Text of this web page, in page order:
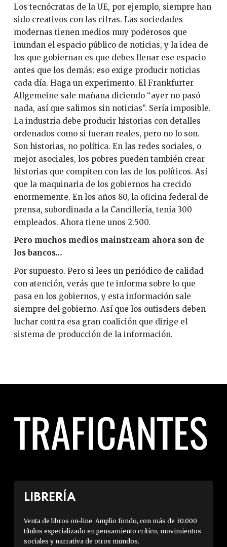
Los tecnócratas de la UE, por ejemplo, siempre han
sido creativos con las cifras. Las sociedades
modernas tienen medios muy poderosos que
inundan el espacio público de noticias, y la idea de
los que gobiernan es que debes llenar ese espacio
antes que los demás; eso exige producir noticias
cada día. Haga un experimento. El Frankfurter
Allgemeine sale mañana diciendo “ayer no pasó
nada, así que salimos sin noticias”. Sería imposible.
La industria debe producir historias con detalles
ordenados como si fueran reales, pero no lo son.
Son historias, no política. En las redes sociales, o
mejor asociales, los pobres pueden también crear
historias que compiten con las de los políticos. Así
que la maquinaria de los gobiernos ha crecido
enormemente. En los años 80, la oficina federal de
prensa, subordinada a la Cancillería, tenía 300
empleados. Ahora tiene unos 2.500.
Pero muchos medios mainstream ahora son de
los bancos…
Por supuesto. Pero si lees un periódico de calidad
con atención, verás que te informa sobre lo que
pasa en los gobiernos, y esta información sale
siempre del gobierno. Así que los outisders deben
luchar contra esa gran coalición que dirige el
sistema de producción de la información.
LIBRERÍA
Venta de libros on-line. Amplio fondo, con más de 30.000
títulos especializado en pensamiento crítico, movimientos
sociales y narrativa de otros mundos.